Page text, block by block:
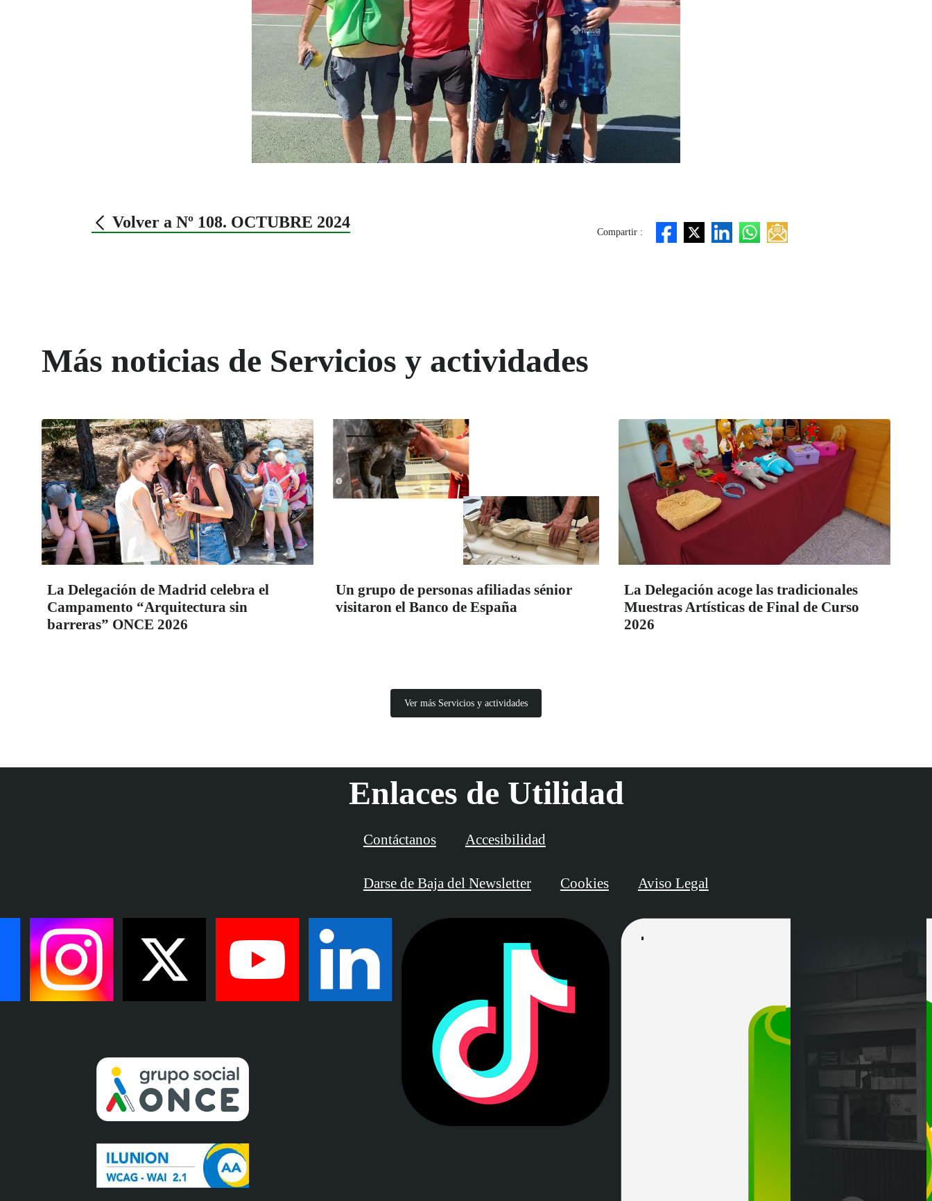
Volver a Nº 108. OCTUBRE 2024
Compartir :
Más noticias de Servicios y actividades
La Delegación de Madrid celebra el
Campamento “Arquitectura sin
barreras” ONCE 2026
Un grupo de personas afiliadas sénior
visitaron el Banco de España
La Delegación acoge las tradicionales
Muestras Artísticas de Final de Curso
2026
Ver más Servicios y actividades
Enlaces de Utilidad
Contáctanos Accesibilidad
Darse de Baja del Newsletter Cookies Aviso Legal